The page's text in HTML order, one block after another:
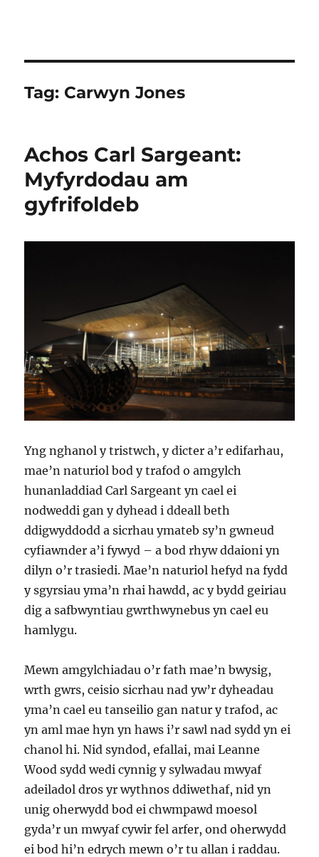
Tag: Carwyn Jones
Achos Carl Sargeant:
Myfyrdodau am
gyfrifoldeb
Yng nghanol y tristwch, y dicter a’r edifarhau,
mae’n naturiol bod y trafod o amgylch
hunanladdiad Carl Sargeant yn cael ei
nodweddi gan y dyhead i ddeall beth
ddigwyddodd a sicrhau ymateb sy’n gwneud
cyfiawnder a’i fywyd – a bod rhyw ddaioni yn
dilyn o’r trasiedi. Mae’n naturiol hefyd na fydd
y sgyrsiau yma’n rhai hawdd, ac y bydd geiriau
dig a safbwyntiau gwrthwynebus yn cael eu
hamlygu.
Mewn amgylchiadau o’r fath mae’n bwysig,
wrth gwrs, ceisio sicrhau nad yw’r dyheadau
yma’n cael eu tanseilio gan natur y trafod, ac
yn aml mae hyn yn haws i’r sawl nad sydd yn ei
chanol hi. Nid syndod, efallai, mai Leanne
Wood sydd wedi cynnig y sylwadau mwyaf
adeiladol dros yr wythnos ddiwethaf, nid yn
unig oherwydd bod ei chwmpawd moesol
gyda’r un mwyaf cywir fel arfer, ond oherwydd
ei bod hi’n edrych mewn o’r tu allan i raddau.